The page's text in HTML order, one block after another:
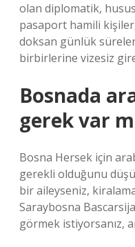
olan diplomatik,
pasaport hamili
doksan günlük
birbirlerine vizesiz
Bosnada
gerek var
Bosna Hersek için
gerekli olduğunu
bir aileyseniz,
Saraybosna
görmek istiyorsanız,